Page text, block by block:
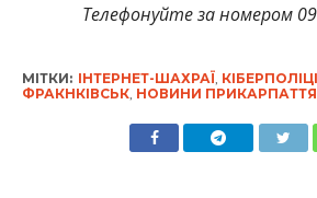
Телефонуйте за номером
МІТКИ: ІНТЕРНЕТ-ШАХРАЇ
ФРАКНКІВСЬК, НОВИНИ ПРИКАРПАТТЯ